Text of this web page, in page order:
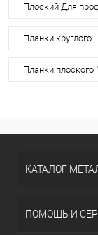
Плоский Для
Планки круглого
Планки
КАТАЛОГ
ПОМОЩЬ И